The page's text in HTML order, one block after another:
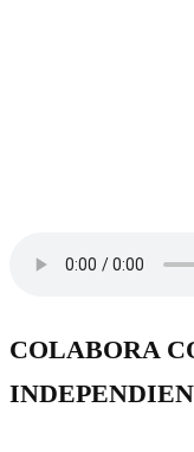
COLABORA